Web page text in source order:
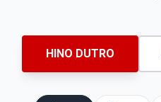
HINO DUTRO